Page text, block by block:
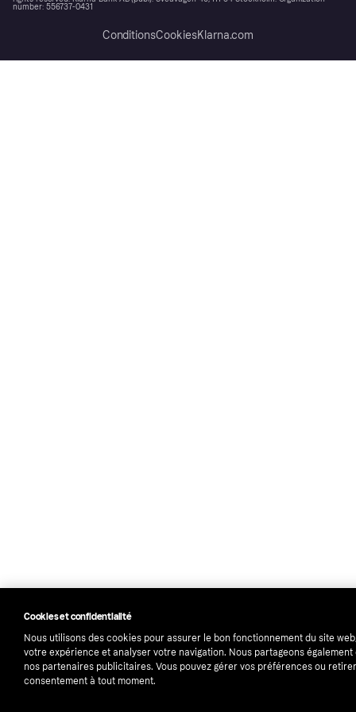
number: 556737-0431
ConditionsCookiesKlarna.com
Cookies et confidentialité
Nous utilisons des cookies pour assurer le bon fonctionnement du site
votre expérience et analyser votre navigation. Nous partageons également
nos partenaires publicitaires. Vous pouvez gérer vos préférences ou
consentement à tout moment.